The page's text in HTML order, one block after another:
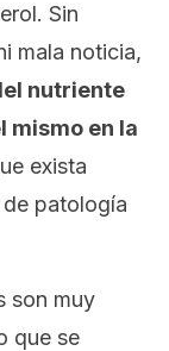
Sin
mala noticia,
nutriente
mismo en la
exista
patología
son muy
que se